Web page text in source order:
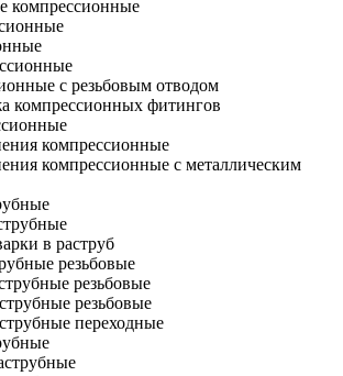
компрессионные
с резьбовым отводом
компрессионных фитингов
компрессионные
компрессионные с металлическим
в раструб
резьбовые
резьбовые
резьбовые
переходные